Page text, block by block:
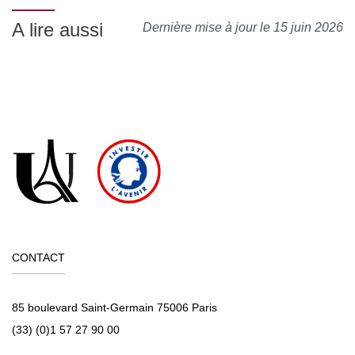
Dernière mise à jour le 15 juin 2026
A lire aussi
CONTACT
85 boulevard Saint-Germain 75006 Paris
(33) (0)1 57 27 90 00